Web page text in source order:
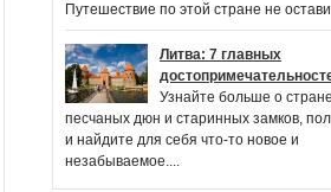
Путешествие по этой стране не
Литва: 7 главных
Узнайте больше о стране
песчаных дюн и старинных замков,
и найдите для себя что-то новое и
незабываемое....